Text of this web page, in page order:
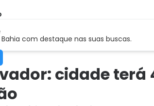
com destaque nas suas buscas.
cidade